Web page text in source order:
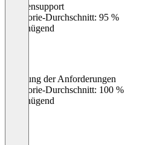
Kundensupport
Kategorie-Durchschnitt: 95 %
Ungenügend
Erfüllung der Anforderungen
Kategorie-Durchschnitt: 100 %
Ungenügend